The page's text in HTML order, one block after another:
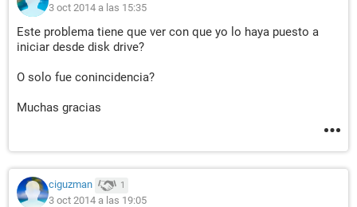
3 oct 2014 a las 15:35
Este problema tiene que ver con que yo lo haya puesto a
iniciar desde disk drive?
O solo fue conincidencia?
Muchas gracias
ciguzman 1
3 oct 2014 a las 19:05